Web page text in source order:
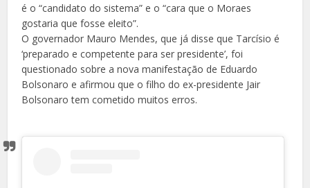
é o “candidato do sistema” e o “cara que o Moraes
gostaria que fosse eleito”.
O governador Mauro Mendes, que já disse que Tarcísio é
‘preparado e competente para ser presidente’, foi
questionado sobre a nova manifestação de Eduardo
Bolsonaro e afirmou que o filho do ex-presidente Jair
Bolsonaro tem cometido muitos erros.